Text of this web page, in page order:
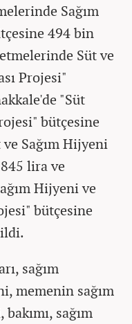
Sağım
494 bin
Süt ve
Projesi"
"Süt
bütçesine
Sağım Hijyeni
lira ve
Hijyeni ve
bütçesine
sağım
memenin sağım
sağım